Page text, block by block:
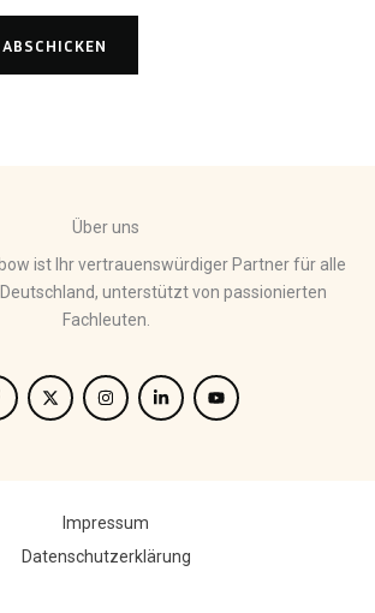
Über uns
ist Ihr vertrauenswürdiger Partner für alle
unterstützt von passionierten
Fachleuten.
Impressum
Datenschutzerklärung